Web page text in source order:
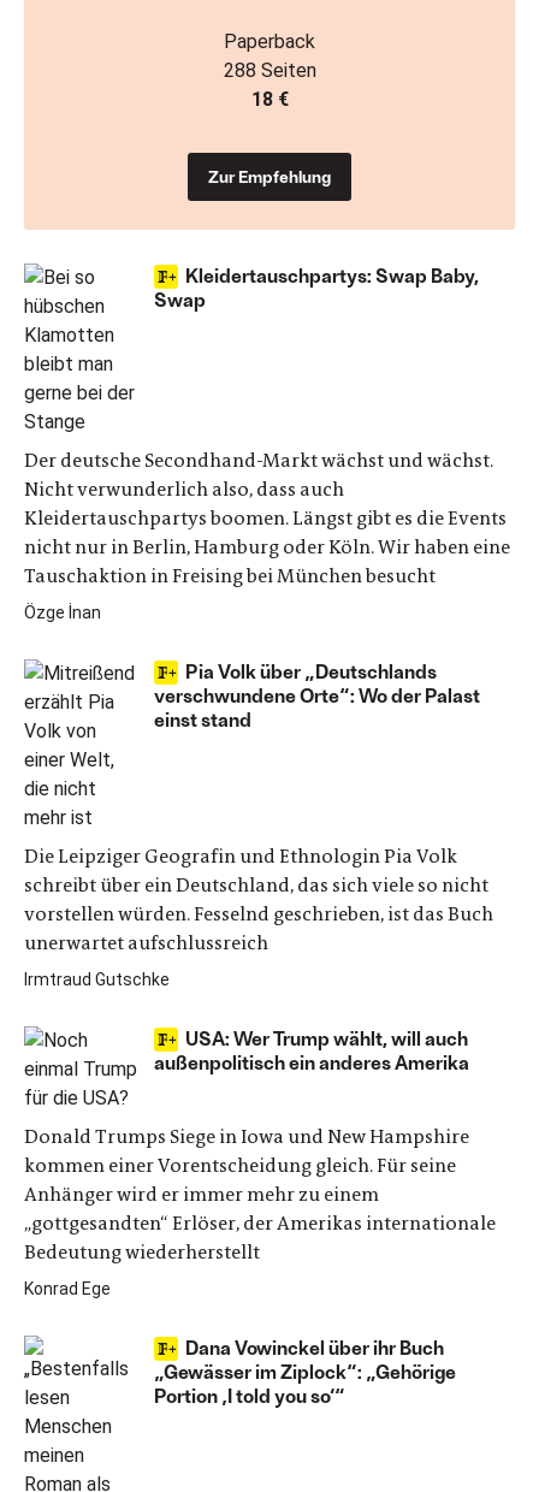
Kleidertauschpartys: Swap Baby,
Swap
Der deutsche Secondhand-Markt wächst und wächst.
Nicht verwunderlich also, dass auch
Kleidertauschpartys boomen. Längst gibt es die Events
nicht nur in Berlin, Hamburg oder Köln. Wir haben eine
Tauschaktion in Freising bei München besucht
Özge İnan
Pia Volk über „Deutschlands
verschwundene Orte“: Wo der Palast
einst stand
Die Leipziger Geografin und Ethnologin Pia Volk
schreibt über ein Deutschland, das sich viele so nicht
vorstellen würden. Fesselnd geschrieben, ist das Buch
unerwartet aufschlussreich
Irmtraud Gutschke
USA: Wer Trump wählt, will auch
außenpolitisch ein anderes Amerika
Donald Trumps Siege in Iowa und New Hampshire
kommen einer Vorentscheidung gleich. Für seine
Anhänger wird er immer mehr zu einem
„gottgesandten“ Erlöser, der Amerikas internationale
Bedeutung wiederherstellt
Konrad Ege
Dana Vowinckel über ihr Buch
„Gewässer im Ziplock“: „Gehörige
Portion ‚I told you so‘“
Paperback
288 Seiten
18 €
Zur Empfehlung